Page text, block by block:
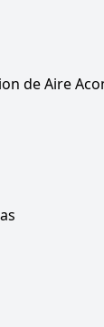
de Aire